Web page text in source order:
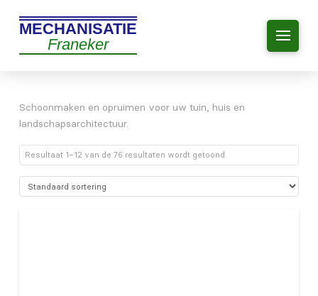
MECHANISATIE
Franeker
Schoonmaken en opruimen voor uw tuin, huis en
landschapsarchitectuur.
Resultaat 1–12 van de 76 resultaten wordt getoond